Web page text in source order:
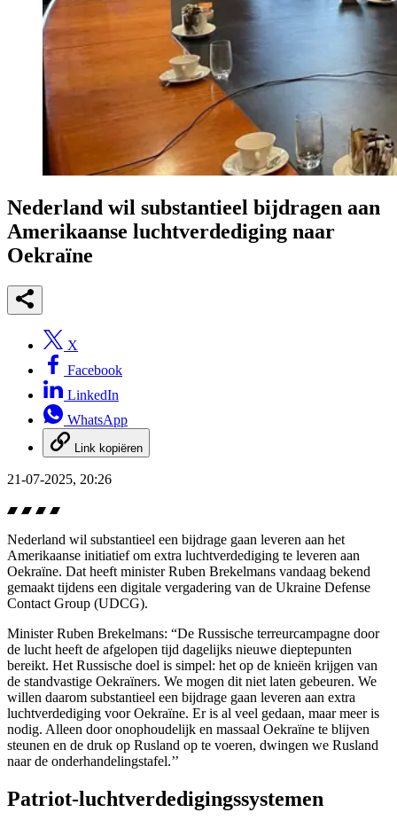
Nederland wil substantieel bijdragen aan
Amerikaanse luchtverdediging naar
Oekraïne
X
Facebook
LinkedIn
WhatsApp
Link kopiëren
21-07-2025, 20:26
Nederland wil substantieel een bijdrage gaan leveren aan het
Amerikaanse initiatief om extra luchtverdediging te leveren aan
Oekraïne. Dat heeft minister Ruben Brekelmans vandaag bekend
gemaakt tijdens een digitale vergadering van de Ukraine Defense
Contact Group (UDCG).
Minister Ruben Brekelmans: “De Russische terreurcampagne door
de lucht heeft de afgelopen tijd dagelijks nieuwe dieptepunten
bereikt. Het Russische doel is simpel: het op de knieën krijgen van
de standvastige Oekraïners. We mogen dit niet laten gebeuren. We
willen daarom substantieel een bijdrage gaan leveren aan extra
luchtverdediging voor Oekraïne. Er is al veel gedaan, maar meer is
nodig. Alleen door onophoudelijk en massaal Oekraïne te blijven
steunen en de druk op Rusland op te voeren, dwingen we Rusland
naar de onderhandelingstafel.’’
Patriot-luchtverdedigingssystemen